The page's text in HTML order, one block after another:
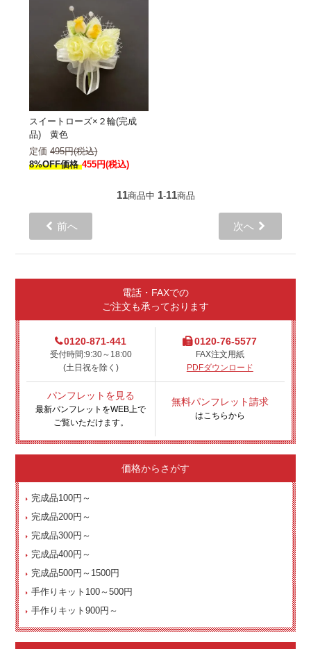
スイートローズ×２輪(完成
品) 黄色
定価495円(税込)
8%OFF価格 455円(税込)
11商品中 1-11商品
前へ 次へ
電話・FAXでの
ご注文も承っております
0120-871-441
受付時間:9:30～18:00
(土日祝を除く)
0120-76-5577
FAX注文用紙
PDFダウンロード
パンフレットを見る
最新パンフレットをWEB上で
ご覧いただけます。
無料パンフレット請求
はこちらから
価格からさがす
完成品100円～
完成品200円～
完成品300円～
完成品400円～
完成品500円～1500円
手作りキット100～500円
手作りキット900円～